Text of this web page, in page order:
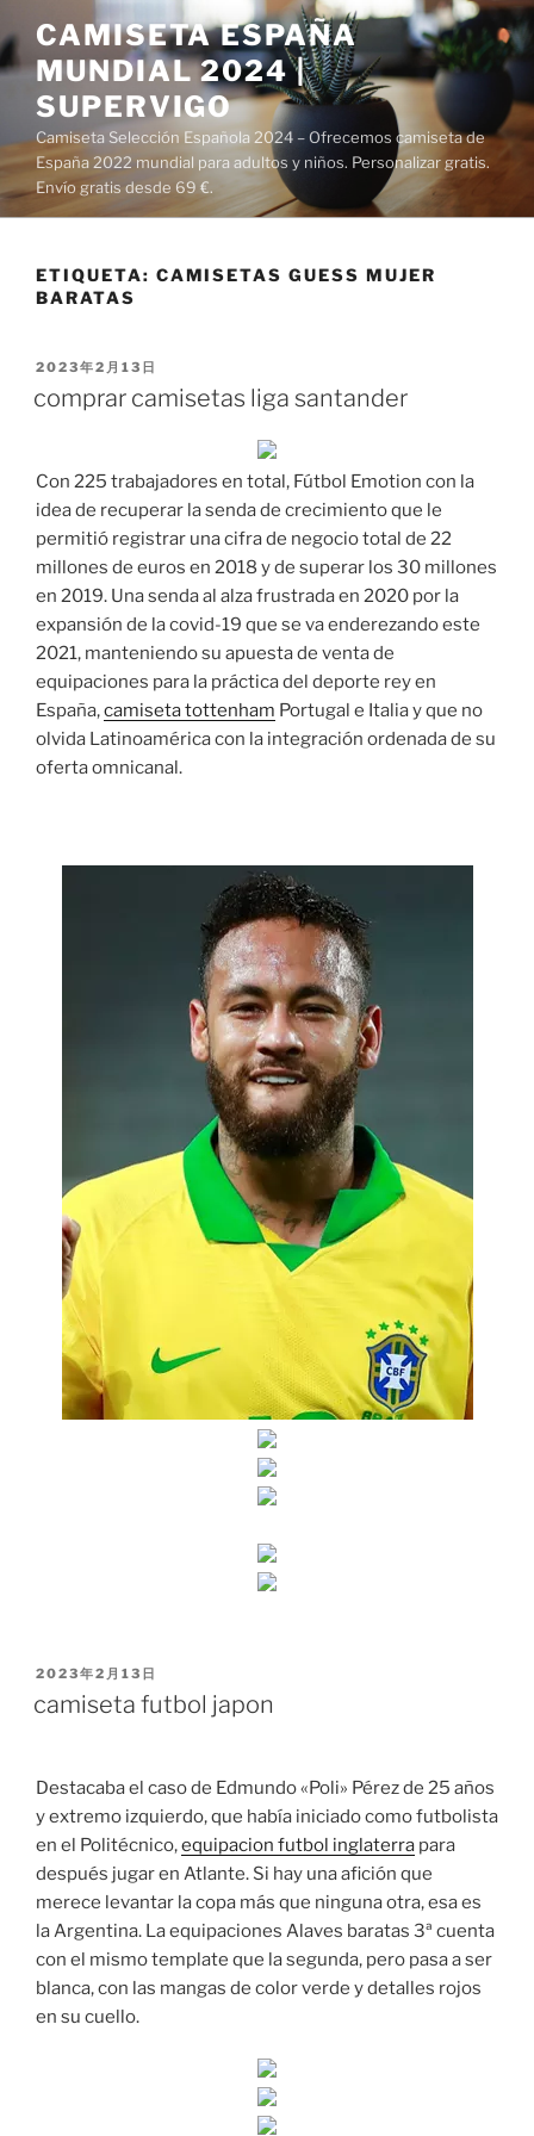
al
contenido
CAMISETA ESPAÑA
MUNDIAL 2024 |
SUPERVIGO
Camiseta Selección Española 2024 – Ofrecemos camiseta de
España 2022 mundial para adultos y niños. Personalizar gratis.
Envío gratis desde 69 €.
ETIQUETA: CAMISETAS GUESS MUJER
BARATAS
PUBLICADO
2023年2月13日
comprar camisetas liga santander
Con 225 trabajadores en total, Fútbol Emotion con la
idea de recuperar la senda de crecimiento que le
permitió registrar una cifra de negocio total de 22
millones de euros en 2018 y de superar los 30 millones
en 2019. Una senda al alza frustrada en 2020 por la
expansión de la covid-19 que se va enderezando este
2021, manteniendo su apuesta de venta de
equipaciones para la práctica del deporte rey en
España,camiseta tottenham Portugal e Italia y que no
olvida Latinoamérica con la integración ordenada de su
oferta omnicanal.
PUBLICADO
2023年2月13日
camiseta futbol japon
Destacaba el caso de Edmundo «Poli» Pérez de 25 años
y extremo izquierdo, que había iniciado como futbolista
en el Politécnico,equipacion futbol inglaterra para
después jugar en Atlante. Si hay una afición que
merece levantar la copa más que ninguna otra, esa es
la Argentina. La equipaciones Alaves baratas 3ª cuenta
con el mismo template que la segunda, pero pasa a ser
blanca, con las mangas de color verde y detalles rojos
en su cuello.